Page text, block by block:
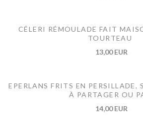
CÉLERI RÉMOULADE FAIT
TOURTEAU
13,00 EUR
EPERLANS FRITS EN PERSILLADE,
À PARTAGER OU
14,00 EUR